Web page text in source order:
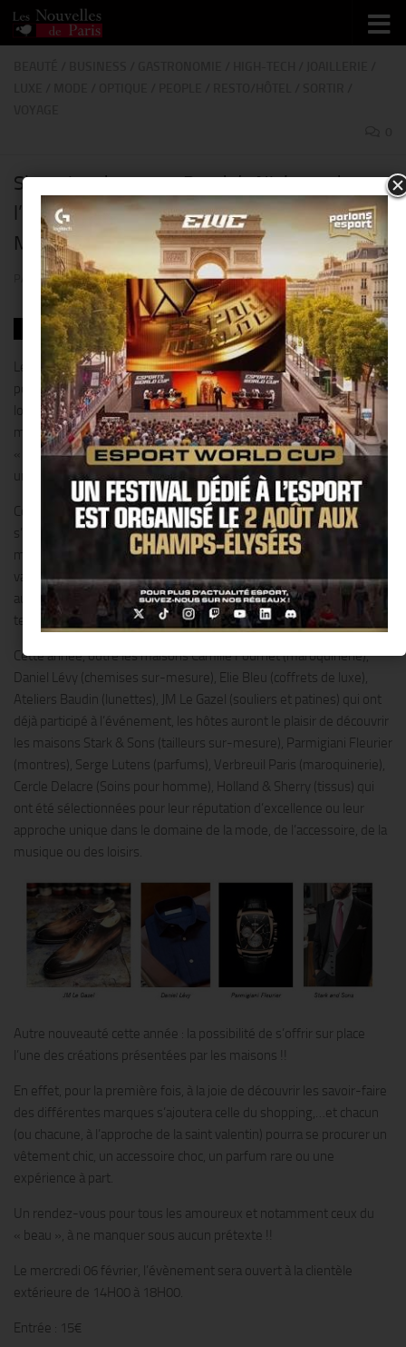
Skip to content
Shopping day aux « Dandy’s Nights » de
l’Hôtel Plaza Athénée Paris @ avenue
Montaigne !!
THIERRY KER · PUBLIÉ5 FÉVRIER 2019· MIS À JOUR15 FÉVRIER 2019
Le 06 février 2019, l’Hôtel Plaza Athénée, fort de son
positionnement « Haute Couture » pleinement légitimé par sa
localisation, son service sur-mesure et la multitude des « petites
mains » qui y travaillent, organise la quatrième édition de ses
« Dandy’s Nights » : un évènement unique présentant divers
univers destinés aux hommes élégants !!
Conçues comme un parcours «initiatique», les « Dandy’s Nights »
s’adressent à une gent masculine désireuse de découvrir dans une
même unité de lieu et de temps des maisons issues d’univers
variés, mais ayant toutes un point commun : un savoir-faire unique
au service d’un homme moderne, résolument ancré dans son
temps.
Cette année, outre les maisons Camille Fournet (maroquinerie),
Daniel Lévy (chemises sur-mesure), Elie Bleu (coffrets de luxe),
Ateliers Baudin (lunettes), JM Le Gazel (souliers et patines) qui ont
déjà participé à l’événement, les hôtes auront le plaisir de découvrir
les maisons Stark & Sons (tailleurs sur-mesure), Parmigiani Fleurier
(montres), Serge Lutens (parfums), Verbreuil Paris (maroquinerie),
Cercle Delacre (Soins pour homme), Holland & Sherry (tissus) qui
ont été sélectionnées pour leur réputation d’excellence ou leur
approche unique dans le domaine de la mode, de l’accessoire, de la
musique ou des loisirs.
Autre nouveauté cette année : la possibilité de s’offrir sur place
l’une des créations présentées par les maisons !!
En effet, pour la première fois, à la joie de découvrir les savoir-faire
des différentes marques s’ajoutera celle du shopping,…et chacun
(ou chacune, à l’approche de la saint valentin) pourra se procurer un
vêtement chic, un accessoire choc, un parfum rare ou une
expérience à part.
Un rendez-vous pour tous les amoureux et notamment ceux du
« beau », à ne manquer sous aucun prétexte !!
Le mercredi 06 février, l’évènement sera ouvert à la clientèle
extérieure de 14H00 à 18H00.
Entrée : 15€